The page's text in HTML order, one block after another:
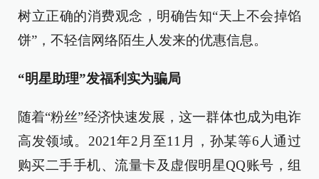
树立正确的消费观念，明确告知“天上不会掉馅
饼”，不轻信网络陌生人发来的优惠信息。
“明星助理”发福利实为骗局
随着“粉丝”经济快速发展，这一群体也成为电诈
高发领域。2021年2月至11月，孙某等6人通过
购买二手手机、流量卡及虚假明星QQ账号，组